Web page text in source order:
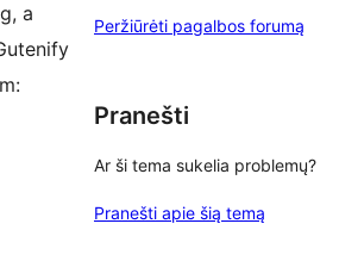
a
Peržiūrėti pagalbos forumą
Pranešti
Ar ši tema sukelia problemų?
Pranešti apie šią temą